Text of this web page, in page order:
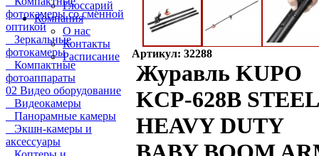
Глоссарий
Компания
О нас
Контакты
Расписание
фотокамеры со сменной
оптикой
Зеркальные
фотокамеры
Компактные
фотоаппараты
02 Видео оборудование
Видеокамеры
Панорамные камеры
Экшн-камеры и
аксессуары
Артикул: 32288
Журавль KUPO
KCP-628B STEEL
HEAVY DUTY